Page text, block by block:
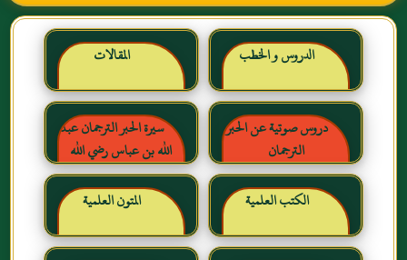
الدروس و الخطب المقالات
دروس صوتية عن الحبر
الترجمان
سيرة الحبر الترجمان عبد
الله بن عباس رضي الله
عنهما
الكتب العلمية
المتون العلمية